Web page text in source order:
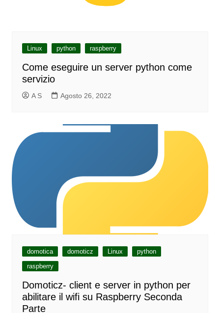
Linux python raspberry
Come eseguire un server python come
servizio
A S Agosto 26, 2022
domotica domoticz Linux
python
raspberry
Domoticz- client e server in python per
abilitare il wifi su Raspberry Seconda
Parte